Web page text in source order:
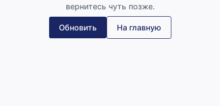
вернитесь чуть позже.
Обновить На главную